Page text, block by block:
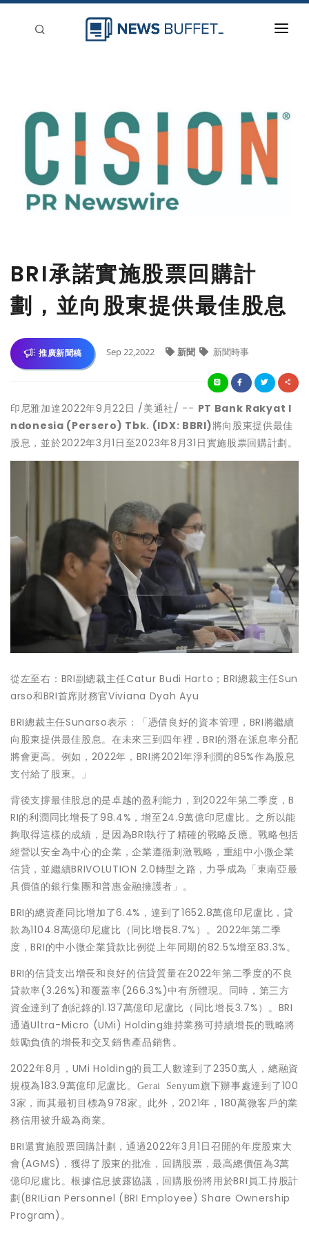
登入
BRI承諾實施股票回購計
劃，並向股東提供最佳股息
推廣新聞稿 Sep 22,2022 新聞 新聞時事
印尼雅加達2022年9月22日 /美通社/ -- PT Bank Rakyat I
ndonesia (Persero) Tbk. (IDX: BBRI)將向股東提供最佳
股息，並於2022年3月1日至2023年8月31日實施股票回購計劃。
從左至右：BRI副總裁主任Catur Budi Harto；BRI總裁主任Sun
arso和BRI首席財務官Viviana Dyah Ayu
BRI總裁主任Sunarso表示：「憑借良好的資本管理，BRI將繼續
向股東提供最佳股息。在未來三到四年裡，BRI的潛在派息率分配
將會更高。例如，2022年，BRI將2021年淨利潤的85%作為股息
支付給了股東。」
背後支撐最佳股息的是卓越的盈利能力，到2022年第二季度，B
RI的利潤同比增長了98.4%，增至24.9萬億印尼盧比。之所以能
夠取得這樣的成績，是因為BRI執行了精確的戰略反應。戰略包括
經營以安全為中心的企業，企業遵循刺激戰略，重組中小微企業
信貸，並繼續BRIVOLUTION 2.0轉型之路，力爭成為「東南亞最
具價值的銀行集團和普惠金融擁護者」。
BRI的總資產同比增加了6.4%，達到了1652.8萬億印尼盧比，貸
款為1104.8萬億印尼盧比（同比增長8.7%）。2022年第二季
度，BRI的中小微企業貸款比例從上年同期的82.5%增至83.3%。
BRI的信貸支出增長和良好的信貸質量在2022年第二季度的不良
貸款率(3.26%)和覆蓋率(266.3%)中有所體現。同時，第三方
資金達到了創紀錄的1.137萬億印尼盧比（同比增長3.7%）。BRI
通過Ultra-Micro (UMi) Holding維持業務可持續增長的戰略將
鼓勵負債的增長和交叉銷售產品銷售。
2022年8月，UMi Holding的員工人數達到了2350萬人，總融資
規模為183.9萬億印尼盧比。
Gerai Senyum旗下辦事處達到了100
3家，而其最初目標為978家。此外，2021年，180萬微客戶的業
務信用被升級為商業。
BRI還實施股票回購計劃，通過2022年3月1日召開的年度股東大
會(AGMS)，獲得了股東的批准，回購股票，最高總價值為3萬
億印尼盧比。根據信息披露協議，回購股份將用於BRI員工持股計
劃(BRILian Personnel (BRI Employee) Share Ownership
Program)。